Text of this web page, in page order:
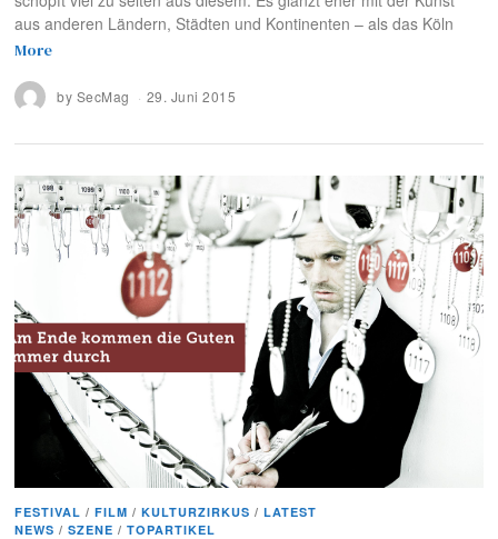
aus anderen Ländern, Städten und Kontinenten – als das Köln
More
by SecMag 29. Juni 2015
FESTIVAL / FILM / KULTURZIRKUS / LATEST
NEWS / SZENE / TOPARTIKEL